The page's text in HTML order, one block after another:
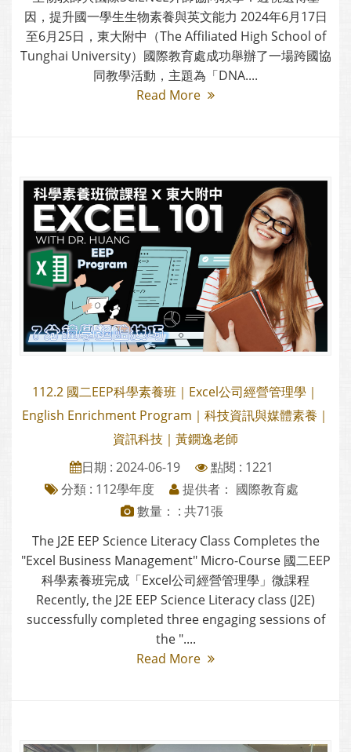
因，提升國一學生生物素養與英文能力 2024年6月17日
至6月25日，東大附中（The Affiliated High School of
Tunghai University）國際教育處成功舉辦了一場跨國協
同教學活動，主題為「DNA....
Read More
112.2 國二EEP科學素養班｜Excel公司經營管理學｜
English Enrichment Program｜科技資訊與媒體素養｜
資訊科技｜黃鐦逸老師
日期 : 2024-06-19
點閱 : 1221
分類 : 112學年度
提供者： 國際教育處
數量： : 共71張
The J2E EEP Science Literacy Class Completes the
"Excel Business Management" Micro-Course 國二EEP
科學素養班完成「Excel公司經營管理學」微課程
Recently, the J2E EEP Science Literacy class (J2E)
successfully completed three engaging sessions of
the "....
Read More